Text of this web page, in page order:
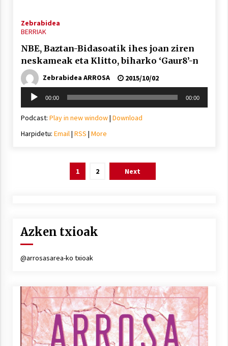
Zebrabidea
BERRIAK
NBE, Baztan-Bidasoatik ihes joan ziren
neskameak eta Klitto, biharko ‘Gaur8’-n
Zebrabidea ARROSA
2015/10/02
Soinu
erreproduzigailua
00:00 00:00
Podcast: Play in new window| Download
Harpidetu: Email| RSS | More
1 2 Next
Azken txioak
@arrosasarea-ko txioak